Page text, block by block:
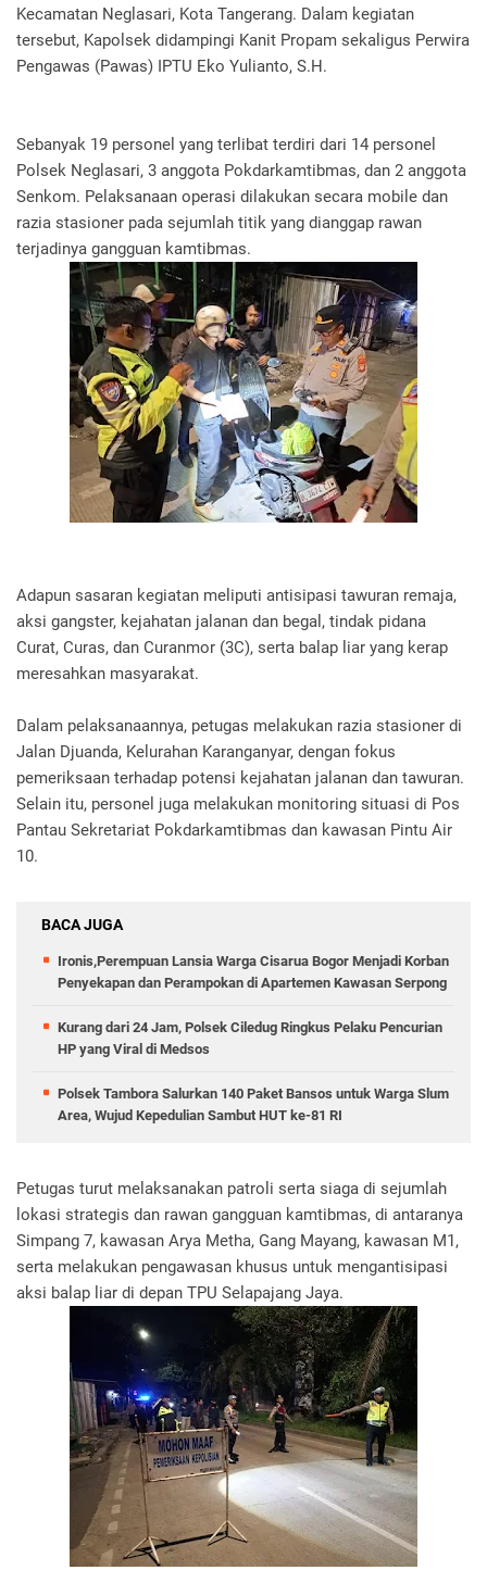
Kecamatan Neglasari, Kota Tangerang. Dalam kegiatan
tersebut, Kapolsek didampingi Kanit Propam sekaligus Perwira
Pengawas (Pawas) IPTU Eko Yulianto, S.H.
Sebanyak 19 personel yang terlibat terdiri dari 14 personel
Polsek Neglasari, 3 anggota Pokdarkamtibmas, dan 2 anggota
Senkom. Pelaksanaan operasi dilakukan secara mobile dan
razia stasioner pada sejumlah titik yang dianggap rawan
terjadinya gangguan kamtibmas.
Adapun sasaran kegiatan meliputi antisipasi tawuran remaja,
aksi gangster, kejahatan jalanan dan begal, tindak pidana
Curat, Curas, dan Curanmor (3C), serta balap liar yang kerap
meresahkan masyarakat.
Dalam pelaksanaannya, petugas melakukan razia stasioner di
Jalan Djuanda, Kelurahan Karanganyar, dengan fokus
pemeriksaan terhadap potensi kejahatan jalanan dan tawuran.
Selain itu, personel juga melakukan monitoring situasi di Pos
Pantau Sekretariat Pokdarkamtibmas dan kawasan Pintu Air
10.
BACA JUGA
Ironis,Perempuan Lansia Warga Cisarua Bogor Menjadi Korban
Penyekapan dan Perampokan di Apartemen Kawasan Serpong
Kurang dari 24 Jam, Polsek Ciledug Ringkus Pelaku Pencurian
HP yang Viral di Medsos
Polsek Tambora Salurkan 140 Paket Bansos untuk Warga Slum
Area, Wujud Kepedulian Sambut HUT ke-81 RI
Petugas turut melaksanakan patroli serta siaga di sejumlah
lokasi strategis dan rawan gangguan kamtibmas, di antaranya
Simpang 7, kawasan Arya Metha, Gang Mayang, kawasan M1,
serta melakukan pengawasan khusus untuk mengantisipasi
aksi balap liar di depan TPU Selapajang Jaya.